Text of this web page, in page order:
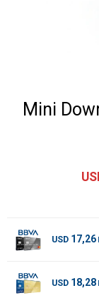
Mini
USD 17,26
USD 18,28